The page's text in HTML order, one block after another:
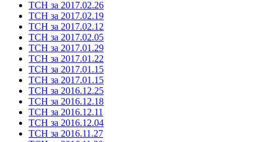
ТСН за 2017.02.26
ТСН за 2017.02.19
ТСН за 2017.02.12
ТСН за 2017.02.05
ТСН за 2017.01.29
ТСН за 2017.01.22
ТСН за 2017.01.15
ТСН за 2017.01.15
ТСН за 2016.12.25
ТСН за 2016.12.18
ТСН за 2016.12.11
ТСН за 2016.12.04
ТСН за 2016.11.27